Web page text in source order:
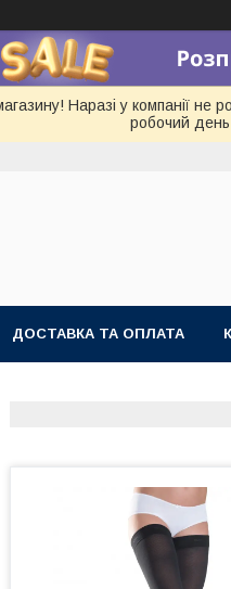
Наразі у компанії
робочий день
ДОСТАВКА ТА ОПЛАТА